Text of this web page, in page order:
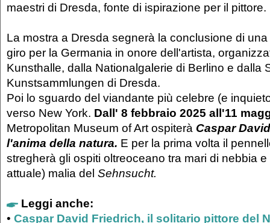
maestri di Dresda, fonte di ispirazione per il pittore.
La mostra a Dresda segnerà la conclusione di
giro per la Germania in onore dell'artista,
Kunsthalle, dalla Nationalgalerie di Berlino e dalla
Kunstsammlungen di Dresda.
Poi lo sguardo del viandante più celebre (e
verso New York. Dall' 8 febbraio 2025 all'11
Metropolitan Museum of Art ospiterà Caspar
l'anima della natura. E per la prima volta il
stregherà gli ospiti oltreoceano tra mari di nebbia
attuale) malia del Sehnsucht.
Leggi anche:
• Caspar David Friedrich, il solitario pittore del